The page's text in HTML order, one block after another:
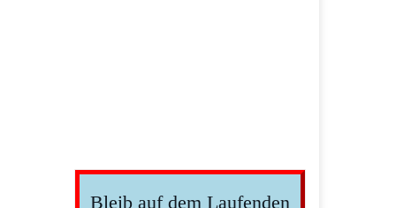
Bleib auf dem Laufenden